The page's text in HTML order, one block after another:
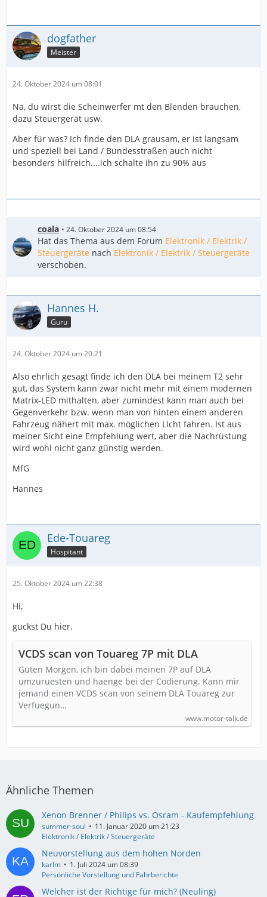
dogfather
Meister
24. Oktober 2024 um 08:01
Na, du wirst die Scheinwerfer mt den Blenden brauchen,
dazu Steuergerät usw.
Aber für was? Ich finde den DLA grausam, er ist langsam
und speziell bei Land / Bundesstraßen auch nicht
besonders hilfreich....ich schalte ihn zu 90% aus
coala 24. Oktober 2024 um 08:54
Hat das Thema aus dem Forum Elektronik / Elektrik /
Steuergeräte nach Elektronik / Elektrik / Steuergeräte
verschoben.
Hannes H.
Guru
24. Oktober 2024 um 20:21
Also ehrlich gesagt finde ich den DLA bei meinem T2 sehr
gut, das System kann zwar nicht mehr mit einem modernen
Matrix-LED mithalten, aber zumindest kann man auch bei
Gegenverkehr bzw. wenn man von hinten einem anderen
Fahrzeug nähert mit max. möglichen LIcht fahren. Ist aus
meiner Sicht eine Empfehlung wert, aber die Nachrüstung
wird wohl nicht ganz günstig werden.
MfG
Hannes
Ede-Touareg
Hospitant
25. Oktober 2024 um 22:38
Hi,
guckst Du hier.
VCDS scan von Touareg 7P mit DLA
Guten Morgen, ich bin dabei meinen 7P auf DLA
umzuruesten und haenge bei der Codierung. Kann mir
jemand einen VCDS scan von seinem DLA Touareg zur
Verfuegun…
www.motor-talk.de
Ähnliche Themen
Xenon Brenner / Philips vs. Osram - Kaufempfehlung
summer-soul
11. Januar 2020 um 21:23
Elektronik / Elektrik / Steuergeräte
Neuvorstellung aus dem hohen Norden
karlm
1. Juli 2024 um 08:39
Persönliche Vorstellung und Fahrberichte
Welcher ist der Richtige für mich? (Neuling)